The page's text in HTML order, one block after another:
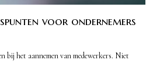
voor ondernemers
bij het aannemen van medewerkers. Niet